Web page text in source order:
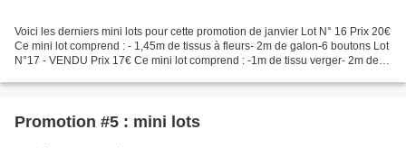
Voici les derniers mini lots pour cette promotion de janvier Lot N° 16 Prix 20€
Ce mini lot comprend : - 1,45m de tissus à fleurs- 2m de galon-6 boutons Lot
N°17 - VENDU Prix 17€ Ce mini lot comprend : -1m de tissu verger- 2m de
Promotion #5 : mini lots